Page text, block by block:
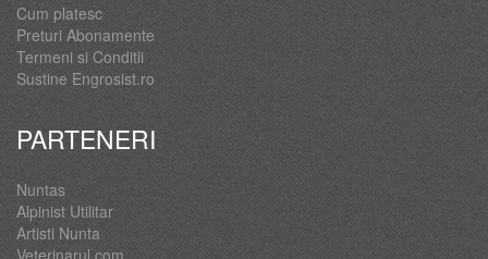
Cum platesc
Preturi Abonamente
Termeni si Conditii
Sustine Engrosist.ro
PARTENERI
Nuntas
Alpinist Utilitar
Artisti Nunta
Veterinarul.com